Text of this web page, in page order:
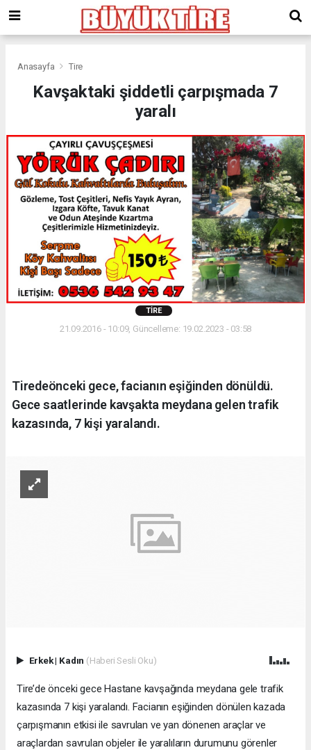
giriş
kingroyal
Anasayfa Tire
Kavşaktaki şiddetli çarpışmada 7
yaralı
TIRE
21.09.2016 - 10:09, Güncelleme: 19.02.2023 - 03:58
Tiredeönceki gece, facianın eşiğinden dönüldü.
Gece saatlerinde kavşakta meydana gelen trafik
kazasında, 7 kişi yaralandı.
Erkek| Kadın (Haberi Sesli Oku)
Tire’de önceki gece Hastane kavşağında meydana gele trafik
kazasında 7 kişi yaralandı. Facianın eşiğinden dönülen kazada
çarpışmanın etkisi ile savrulan ve yan dönenen araçlar ve
araçlardan savrulan objeler ile yaralıların durumunu görenler